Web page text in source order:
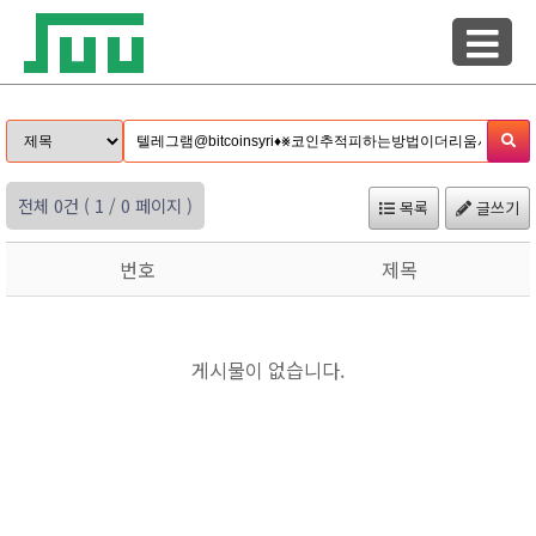
전체 0건 ( 1 / 0 페이지 ) 목록 글쓰기
번호 제목
게시물이 없습니다.